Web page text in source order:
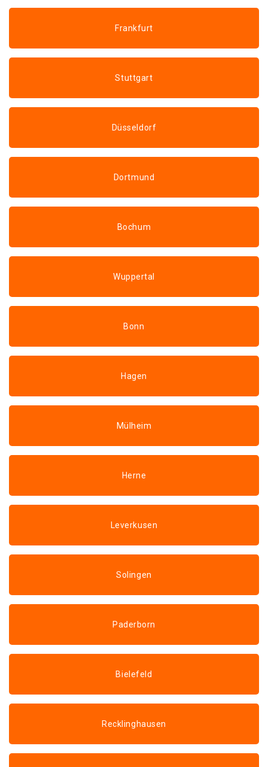
Frankfurt
Stuttgart
Düsseldorf
Dortmund
Bochum
Wuppertal
Bonn
Hagen
Mülheim
Herne
Leverkusen
Solingen
Paderborn
Bielefeld
Recklinghausen